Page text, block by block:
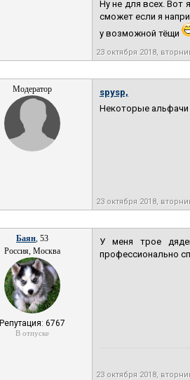
Ну не для всех. Вот
сможет если я
у возможной тёщи
23 октября 2018,
Модератор
spysp,
Некоторые альфачи
23 октября 2018,
Баян, 53
Россия, Москва
Репутация: 6767
В отпуске
У меня трое
профессионально
23 октября 2018,